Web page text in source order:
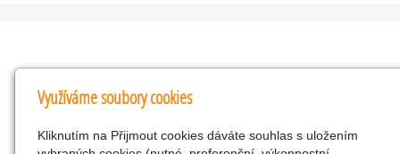
Kontakty
KNK obchodní společnost s r.o.
Komenského 127, Žacléř, 542 01 Číslo účtu:
Využíváme soubory cookies
Kliknutím na Přijmout cookies dáváte souhlas s uložením